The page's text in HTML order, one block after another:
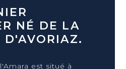
NÉ DE LA
D'AVORIAZ.
est situé à